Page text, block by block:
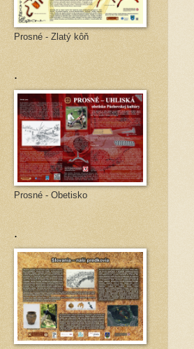
Prosné - Zlatý kôň
.
Prosné - Obetisko
.